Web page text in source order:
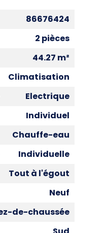
86676424
2 pièces
44.27 m²
Climatisation
Electrique
Individuel
Chauffe-eau
Individuelle
Tout à l'égout
Neuf
de-chaussée